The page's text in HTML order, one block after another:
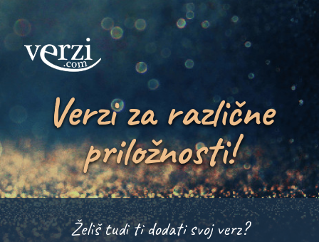
Verzi za različne
priložnosti!
Želiš tudi ti dodati svoj verz?